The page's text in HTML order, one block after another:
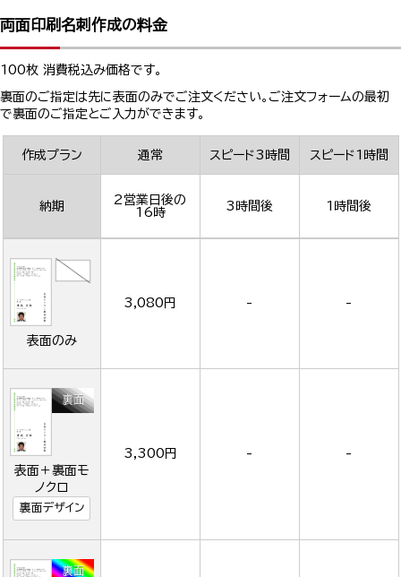
両面印刷名刺作成の料金
100枚 消費税込み価格です。
裏面のご指定は先に表面のみでご注文ください。ご注文フォームの最初
で裏面のご指定とご入力ができます。
作成プラン 通常 スピード3時間 スピード1時間
納期
2営業日後の
16時
3時間後 1時間後
表面のみ
3,080円 - -
表面＋裏面モ
ノクロ
裏面デザイン
3,300円 - -